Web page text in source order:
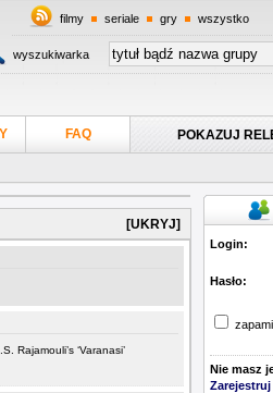
filmy seriale gry wszystko
wyszukiwarka
POKAZUJ
FAQ
Login:
Hasło:
Nie masz
Zarejestruj
[UKRYJ]